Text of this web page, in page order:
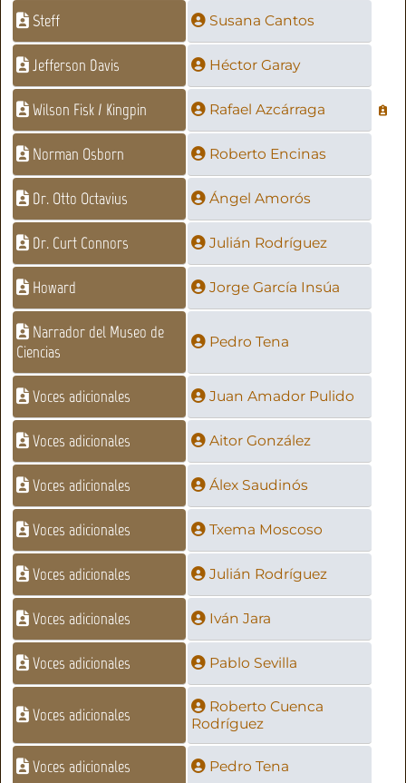
Steff Susana Cantos
Jefferson Davis Héctor Garay
Wilson Fisk / Kingpin Rafael Azcárraga
Norman Osborn Roberto Encinas
Dr. Otto Octavius Ángel Amorós
Dr. Curt Connors Julián Rodríguez
Howard Jorge García Insúa
Narrador del Museo de
Ciencias
Pedro Tena
Voces adicionales Juan Amador Pulido
Voces adicionales Aitor González
Voces adicionales Álex Saudinós
Voces adicionales Txema Moscoso
Voces adicionales Julián Rodríguez
Voces adicionales Iván Jara
Voces adicionales Pablo Sevilla
Voces adicionales
Roberto Cuenca
Rodríguez
Voces adicionales Pedro Tena